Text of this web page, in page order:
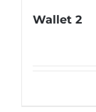
Wallet 2